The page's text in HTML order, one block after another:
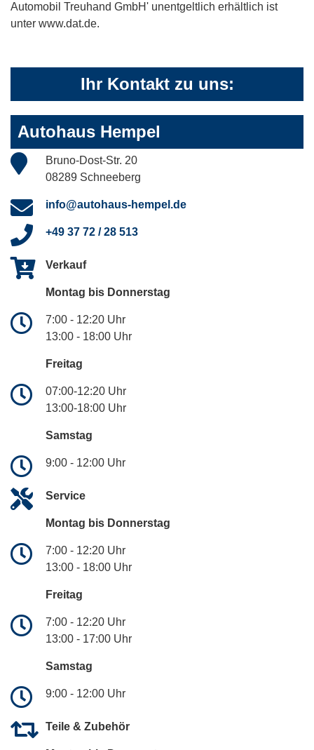
Automobil Treuhand GmbH' unentgeltlich erhältlich ist
unter www.dat.de.
Ihr Kontakt zu uns:
Autohaus Hempel
Bruno-Dost-Str. 20
08289 Schneeberg
info@autohaus-hempel.de
+49 37 72 / 28 513
Verkauf
Montag bis Donnerstag
7:00 - 12:20 Uhr
13:00 - 18:00 Uhr
Freitag
07:00-12:20 Uhr
13:00-18:00 Uhr
Samstag
9:00 - 12:00 Uhr
Service
Montag bis Donnerstag
7:00 - 12:20 Uhr
13:00 - 18:00 Uhr
Freitag
7:00 - 12:20 Uhr
13:00 - 17:00 Uhr
Samstag
9:00 - 12:00 Uhr
Teile & Zubehör